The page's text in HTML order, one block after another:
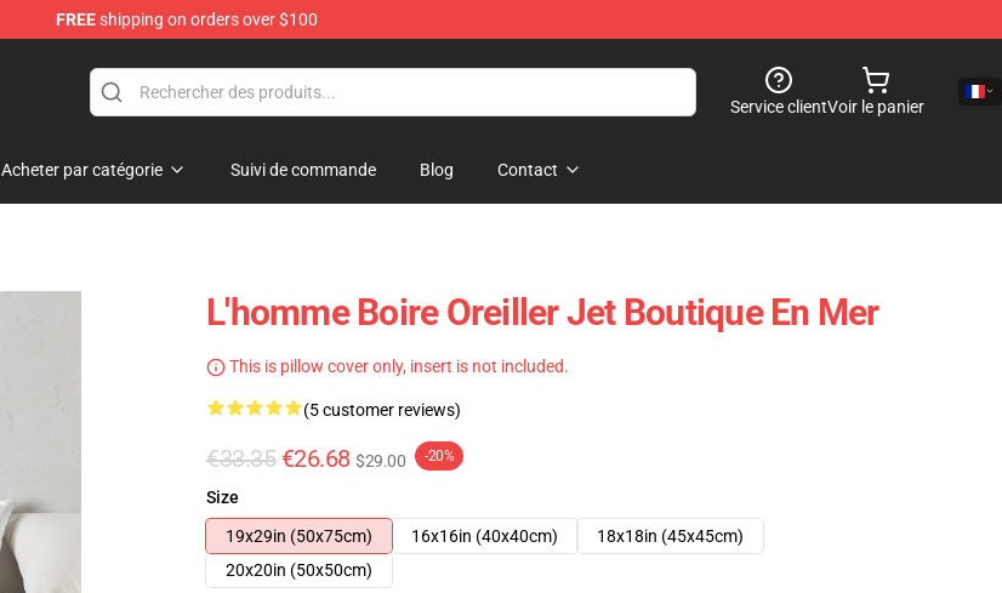
FREEshipping on orders over $100
Service clientVoir le panier
Acheter par catégorie Suivi de commande Blog Contact
L'homme Boire Oreiller Jet Boutique En Mer
This is pillow cover only, insert is not included.
(5 customer reviews)
€33.35 €26.68 $29.00 -20%
Size
19x29in (50x75cm)
16x16in (40x40cm)
18x18in (45x45cm)
20x20in (50x50cm)